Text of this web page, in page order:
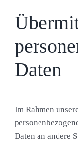
Daten
Im Rahmen
Daten an andere